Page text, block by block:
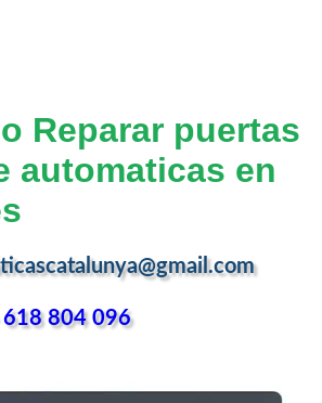
Reparar puertas
automaticas en
618 804 096